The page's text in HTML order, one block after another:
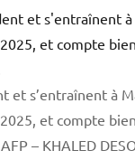
et s’entraînent à
et compte
– KHALED